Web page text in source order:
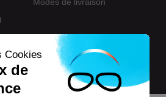
Cookies
de